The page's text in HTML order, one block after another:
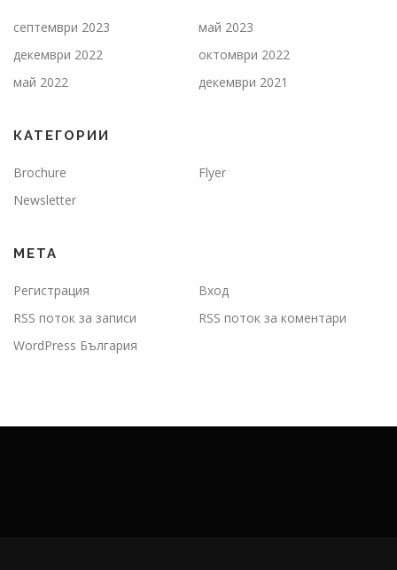
септември 2023
май 2023
декември 2022
октомври 2022
май 2022
декември 2021
КАТЕГОРИИ
Brochure
Flyer
Newsletter
МЕТА
Регистрация
Вход
RSS поток за записи
RSS поток за коментари
WordPress България